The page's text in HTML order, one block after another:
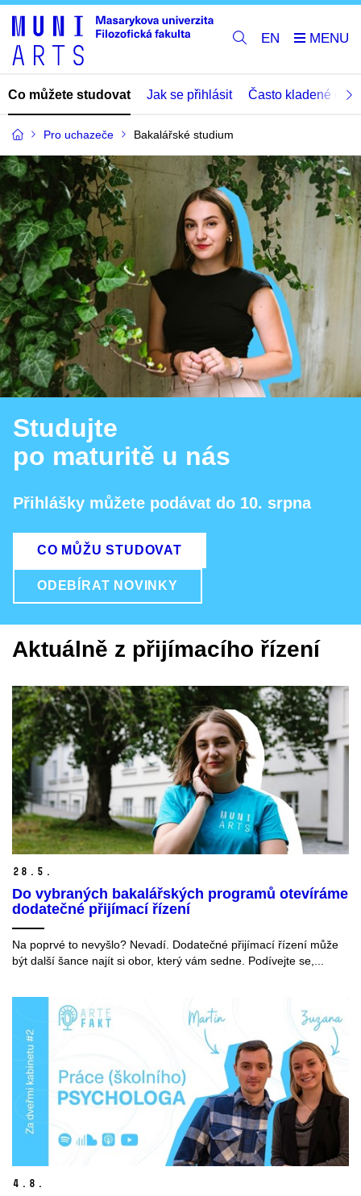
EN
Co můžete studovat Jak se přihlásit Často kladené
Pro uchazeče Bakalářské studium
Studujte
po maturitě u nás
Přihlášky můžete podávat do 10. srpna
CO MŮŽU STUDOVAT
ODEBÍRAT NOVINKY
Aktuálně z přijímacího řízení
28. 5.
Do vybraných bakalářských programů otevíráme
dodatečné přijímací řízení
Na poprvé to nevyšlo? Nevadí. Dodatečné přijímací řízení může
být další šance najít si obor, který vám sedne. Podívejte se,...
4. 8.